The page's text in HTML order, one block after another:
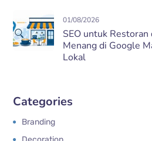
01/08/2026
SEO untuk
Menang di Google
Lokal
Categories
Branding